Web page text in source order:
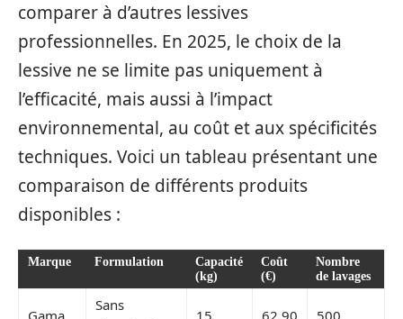
comparer à d’autres lessives
professionnelles. En 2025, le choix de la
lessive ne se limite pas uniquement à
l’efficacité, mais aussi à l’impact
environnemental, au coût et aux spécificités
techniques. Voici un tableau présentant une
comparaison de différents produits
disponibles :
Marque Formulation
Capacité
(kg)
Coût
(€)
Nombre
de lavages
Gama
Sans
15 62,90 500